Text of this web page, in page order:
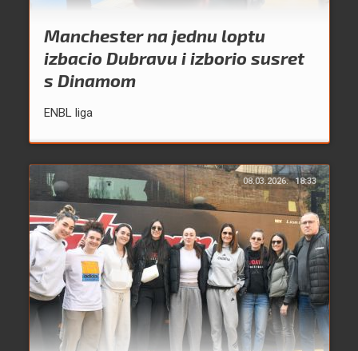
Manchester na jednu loptu
izbacio Dubravu i izborio susret
s Dinamom
ENBL liga
08.03.2026. 18:33